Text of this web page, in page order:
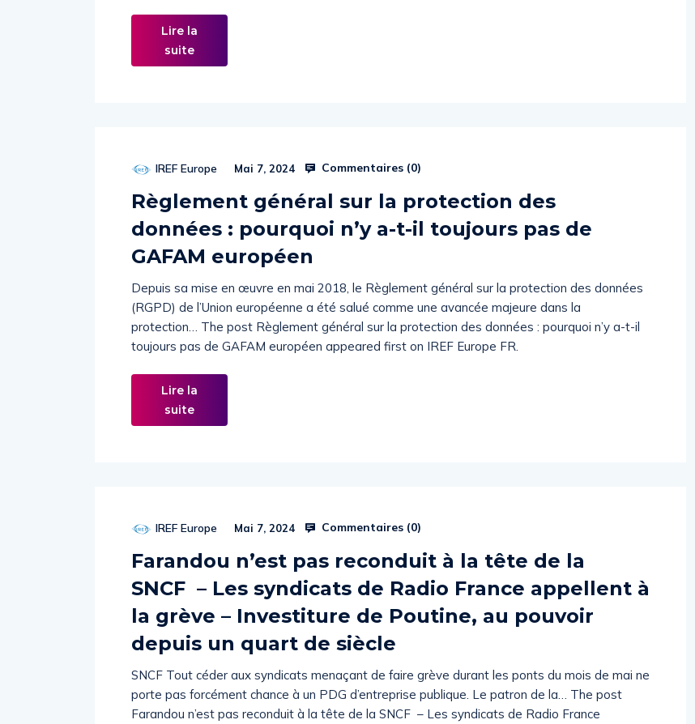
Lire la
suite
IREF Europe Mai 7, 2024 Commentaires (0)
Règlement général sur la protection des
données : pourquoi n’y a-t-il toujours pas de
GAFAM européen
Depuis sa mise en œuvre en mai 2018, le Règlement général sur la protection des données
(RGPD) de l’Union européenne a été salué comme une avancée majeure dans la
protection… The post Règlement général sur la protection des données : pourquoi n’y a-t-il
toujours pas de GAFAM européen appeared first on IREF Europe FR.
Lire la
suite
IREF Europe Mai 7, 2024 Commentaires (0)
Farandou n’est pas reconduit à la tête de la
SNCF – Les syndicats de Radio France appellent à
la grève – Investiture de Poutine, au pouvoir
depuis un quart de siècle
SNCF Tout céder aux syndicats menaçant de faire grève durant les ponts du mois de mai ne
porte pas forcément chance à un PDG d’entreprise publique. Le patron de la… The post
Farandou n’est pas reconduit à la tête de la SNCF – Les syndicats de Radio France